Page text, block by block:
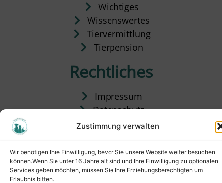
Zustimmung verwalten
Wir benötigen Ihre Einwilligung, bevor Sie unsere Website weiter besuchen
können.Wenn Sie unter 16 Jahre alt sind und Ihre Einwilligung zu optionalen
Services geben möchten, müssen Sie Ihre Erziehungsberechtigten um
Erlaubnis bitten.
Wichtiges
Wissenswertes
Tiervermittlung
Tierpension
Rechtliches
Impressum
Datenschutz
Satzung